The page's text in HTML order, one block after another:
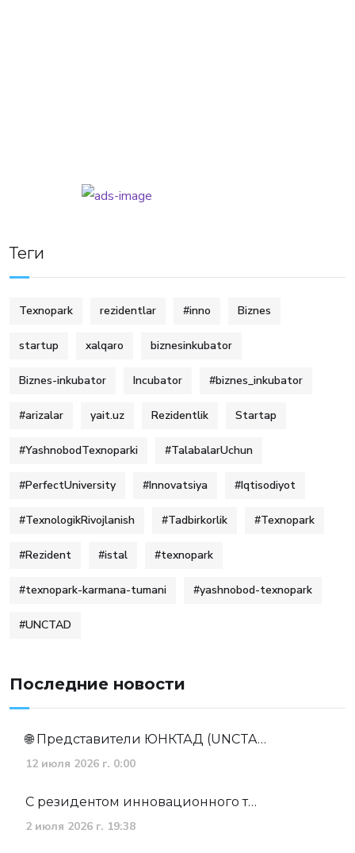
Теги
Texnopark rezidentlar #inno Biznes
startup xalqaro biznesinkubator
Biznes-inkubator Incubator #biznes_inkubator
#arizalar yait.uz Rezidentlik Startap
#YashnobodTexnoparki #TalabalarUchun
#PerfectUniversity #Innovatsiya #Iqtisodiyot
#TexnologikRivojlanish #Tadbirkorlik #Texnopark
#Rezident #istal #texnopark
#texnopark-karmana-tumani #yashnobod-texnopark
#UNCTAD
Последние новости
🌐 Представители ЮНКТАД (UNCTA…
12 июля 2026 г. 0:00
С резидентом инновационного т…
2 июля 2026 г. 19:38